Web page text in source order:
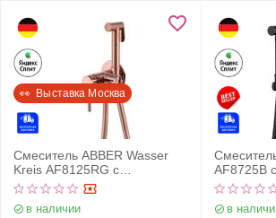
👀  Выставка Москва
Смеситель ABBER Wasser
Kreis AF8125RG с
гигиеническим душем,
розовое золото
в наличии
AF8725B
душем,
в